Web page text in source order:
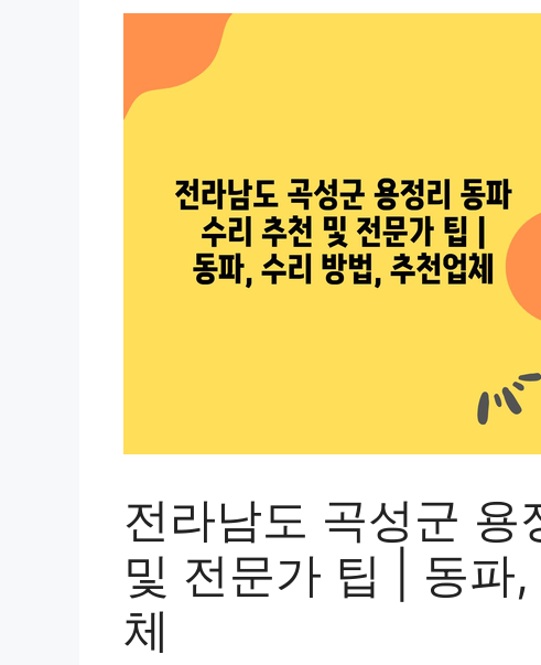
전라남도 곡성군 용
및 전문가 팁 | 동파
체